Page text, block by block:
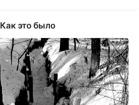
Как это было